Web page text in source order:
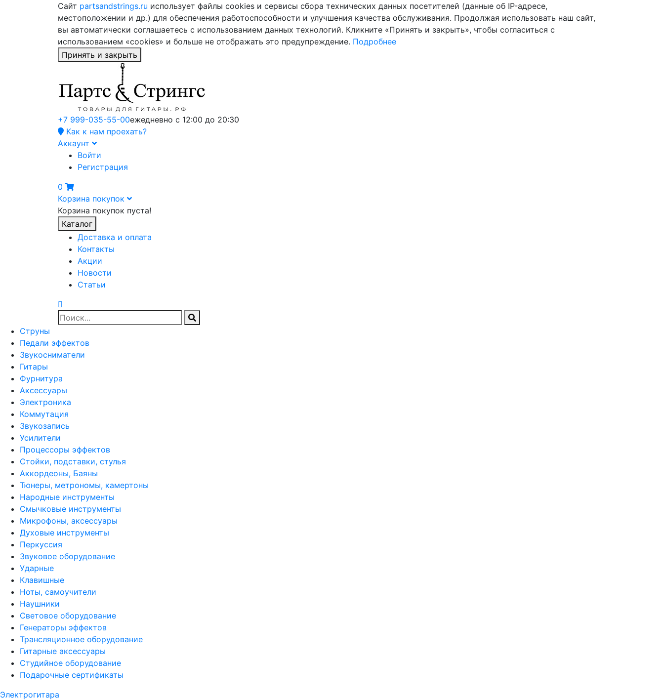
Сайт partsandstrings.ru использует файлы cookies и сервисы сбора технических данных посетителей (данные об IP-адресе,
местоположении и др.) для обеспечения работоспособности и улучшения качества обслуживания. Продолжая использовать наш сайт,
вы автоматически соглашаетесь с использованием данных технологий. Кликните «Принять и закрыть», чтобы согласиться с
использованием «cookies» и больше не отображать это предупреждение. Подробнее
Принять и закрыть
+7 999-035-55-00ежедневно с 12:00 до 20:30
Как к нам проехать?
Аккаунт
Войти
Регистрация
0
Корзина покупок
Корзина покупок пуста!
Каталог
Доставка и оплата
Контакты
Акции
Новости
Статьи
Струны
Педали эффектов
Звукосниматели
Гитары
Фурнитура
Аксессуары
Электроника
Коммутация
Звукозапись
Усилители
Процессоры эффектов
Стойки, подставки, стулья
Аккордеоны, Баяны
Тюнеры, метрономы, камертоны
Народные инструменты
Смычковые инструменты
Микрофоны, аксессуары
Духовые инструменты
Перкуссия
Звуковое оборудование
Ударные
Клавишные
Ноты, самоучители
Наушники
Световое оборудование
Генераторы эффектов
Трансляционное оборудование
Гитарные аксессуары
Студийное оборудование
Подарочные сертификаты
Электрогитара